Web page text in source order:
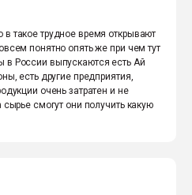
такое трудное время открывают
понятно опять же при чем тут
России выпускаются есть Ай
есть другие предприятия,
очень затратен и не
смогут они получить какую